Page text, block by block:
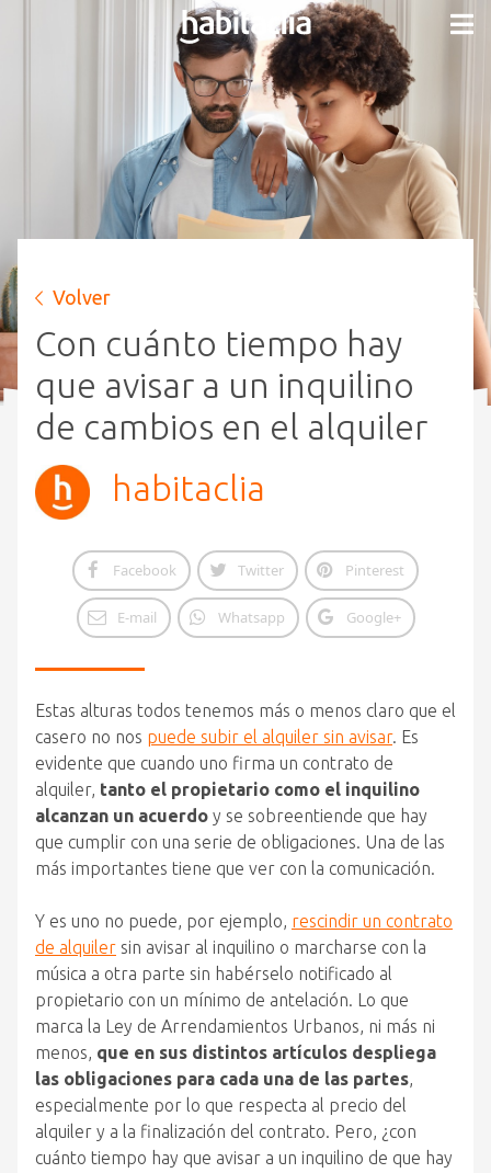
Volver
Con cuánto tiempo hay
que avisar a un inquilino
de cambios en el alquiler
habitaclia
Facebook Twitter Pinterest
E-mail Whatsapp Google+
Estas alturas todos tenemos más o menos claro que el
casero no nos puede subir el alquiler sin avisar. Es
evidente que cuando uno firma un contrato de
alquiler, tanto el propietario como el inquilino
alcanzan un acuerdo y se sobreentiende que hay
que cumplir con una serie de obligaciones. Una de las
más importantes tiene que ver con la comunicación.
Y es uno no puede, por ejemplo, rescindir un contrato
de alquiler sin avisar al inquilino o marcharse con la
música a otra parte sin habérselo notificado al
propietario con un mínimo de antelación. Lo que
marca la Ley de Arrendamientos Urbanos, ni más ni
menos, que en sus distintos artículos despliega
las obligaciones para cada una de las partes,
especialmente por lo que respecta al precio del
alquiler y a la finalización del contrato. Pero, ¿con
cuánto tiempo hay que avisar a un inquilino de que hay